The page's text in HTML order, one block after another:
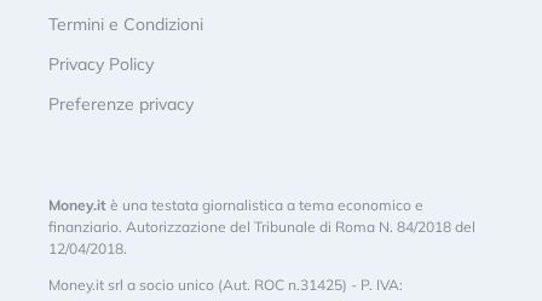
Termini e Condizioni
Privacy Policy
Preferenze privacy
Money.it è una testata giornalistica a tema economico e
finanziario. Autorizzazione del Tribunale di Roma N. 84/2018 del
12/04/2018.
Money.it srl a socio unico (Aut. ROC n.31425) - P. IVA: